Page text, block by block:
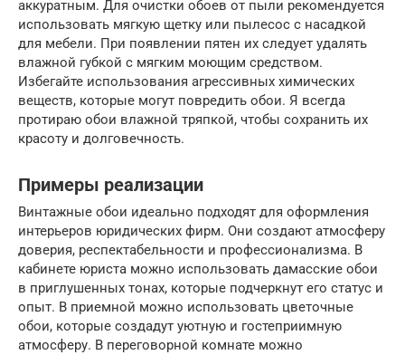
аккуратным. Для очистки обоев от пыли рекомендуется
использовать мягкую щетку или пылесос с насадкой
для мебели. При появлении пятен их следует удалять
влажной губкой с мягким моющим средством.
Избегайте использования агрессивных химических
веществ, которые могут повредить обои. Я всегда
протираю обои влажной тряпкой, чтобы сохранить их
красоту и долговечность.
Примеры реализации
Винтажные обои идеально подходят для оформления
интерьеров юридических фирм. Они создают атмосферу
доверия, респектабельности и профессионализма. В
кабинете юриста можно использовать дамасские обои
в приглушенных тонах, которые подчеркнут его статус и
опыт. В приемной можно использовать цветочные
обои, которые создадут уютную и гостеприимную
атмосферу. В переговорной комнате можно